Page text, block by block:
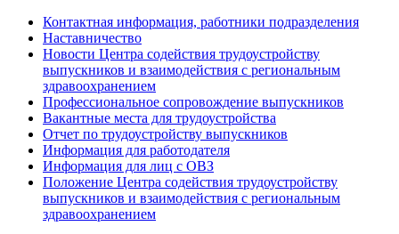
Контактная информация, работники подразделения
Наставничество
Новости Центра содействия трудоустройству
выпускников и взаимодействия с региональным
здравоохранением
Профессиональное сопровождение выпускников
Вакантные места для трудоустройства
Отчет по трудоустройству выпускников
Информация для работодателя
Информация для лиц с ОВЗ
Положение Центра содействия трудоустройству
выпускников и взаимодействия с региональным
здравоохранением